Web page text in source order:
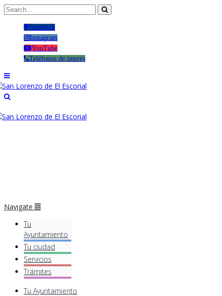
Facebook
Instagram
YouTube
Teléfonos de interés
Navigate
Tu
Ayuntamiento
Tu ciudad
Servicios
Trámites
Tu Ayuntamiento